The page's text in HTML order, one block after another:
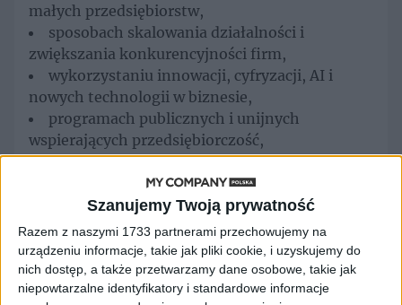
Szanujemy Twoją prywatność
Razem z naszymi 1733 partnerami przechowujemy na
urządzeniu informacje, takie jak pliki cookie, i uzyskujemy do
nich dostęp, a także przetwarzamy dane osobowe, takie jak
niepowtarzalne identyfikatory i standardowe informacje
małych przedsiębiorstw,
sposobach skalowania działalności i
zwiększania konkurencyjności firm,
wykorzystaniu innowacji, cyfryzacji, AI i
nowych technologii w biznesie,
programach publicznych i unijnych
wspierających przedsiębiorczość,
ekspansji na nowe rynki i rozwoju sprzedaży,
współpracy sektora finansowego,
administracji i przedsiębiorców.
Tematy przewodnie Forum
W programie wydarzenia znajdą się